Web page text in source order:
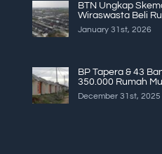
BTN Ungkap
Wiraswasta Beli
January 31st, 2026
BP Tapera & 43
350.000 Rumah
December 31st, 2025